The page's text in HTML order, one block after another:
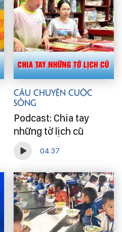
Câu Chuyện Cuộc
Sống
Podcast: Chia tay
những tờ lịch cũ
04:37